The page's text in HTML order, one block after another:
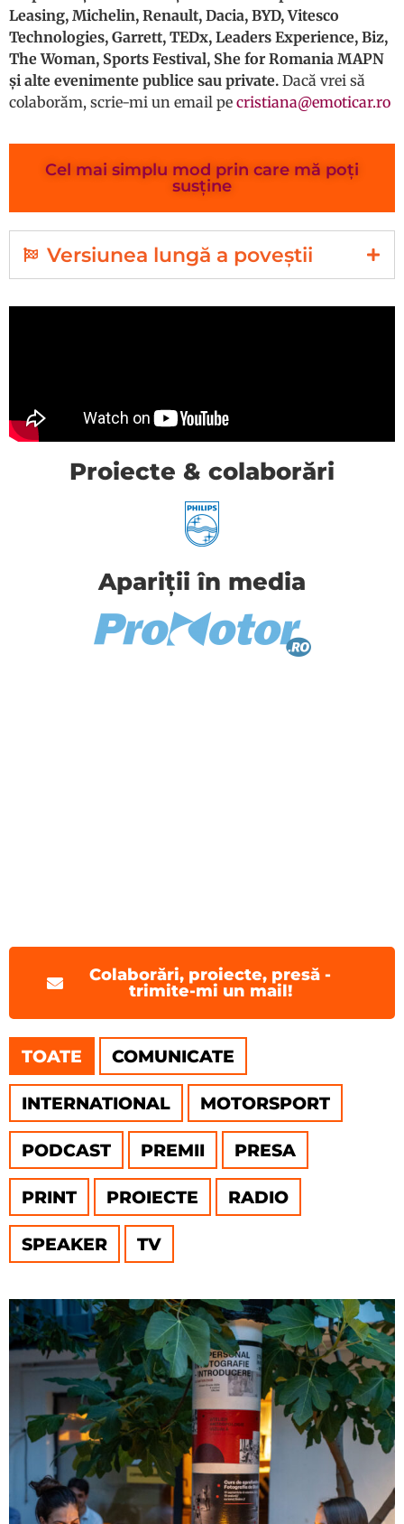
Leasing, Michelin, Renault, Dacia, BYD, Vitesco
Technologies, Garrett, TEDx, Leaders Experience, Biz,
The Woman, Sports Festival, She for Romania MAPN
și alte evenimente publice sau private. Dacă vrei să
colaborăm, scrie-mi un email pe cristiana@emoticar.ro
Cel mai simplu mod prin care mă poți
susține
Versiunea lungă a poveștii
Proiecte & colaborări
Apariții în media
Colaborări, proiecte, presă -
trimite-mi un mail!
TOATE COMUNICATE
INTERNATIONAL MOTORSPORT
PODCAST PREMII PRESA
PRINT PROIECTE RADIO
SPEAKER TV